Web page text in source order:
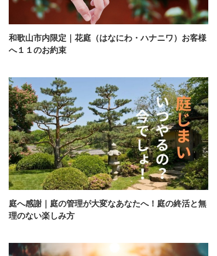
和歌山市内限定｜花庭（はなにわ・ハナニワ）お客様
へ１１のお約束
庭へ感謝｜庭の管理が大変なあなたへ！庭の終活と無
理のない楽しみ方